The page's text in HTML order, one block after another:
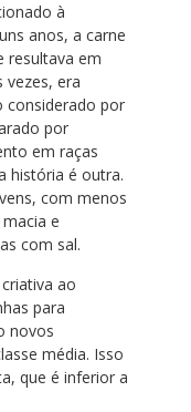
à
anos, a carne
resultava em
era
considerado por
por
em raças
história é outra.
com menos
e
com sal.
ao
para
novos
média. Isso
que é inferior a